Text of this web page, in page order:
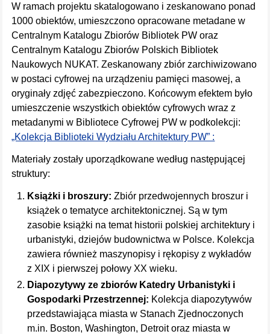
W ramach projektu skatalogowano i zeskanowano ponad
1000 obiektów, umieszczono opracowane metadane w
Centralnym Katalogu Zbiorów Bibliotek PW oraz
Centralnym Katalogu Zbiorów Polskich Bibliotek
Naukowych NUKAT. Zeskanowany zbiór zarchiwizowano
w postaci cyfrowej na urządzeniu pamięci masowej, a
oryginały zdjęć zabezpieczono. Końcowym efektem było
umieszczenie wszystkich obiektów cyfrowych wraz z
metadanymi w Bibliotece Cyfrowej PW w podkolekcji:
„Kolekcja Biblioteki Wydziału Architektury PW” :
Materiały zostały uporządkowane według następującej
struktury:
Książki i broszury: Zbiór przedwojennych broszur i
książek o tematyce architektonicznej. Są w tym
zasobie książki na temat historii polskiej architektury i
urbanistyki, dziejów budownictwa w Polsce. Kolekcja
zawiera również maszynopisy i rękopisy z wykładów
z XIX i pierwszej połowy XX wieku.
Diapozytywy ze zbiorów Katedry Urbanistyki i
Gospodarki Przestrzennej: Kolekcja diapozytywów
przedstawiająca miasta w Stanach Zjednoczonych
m.in. Boston, Washington, Detroit oraz miasta w